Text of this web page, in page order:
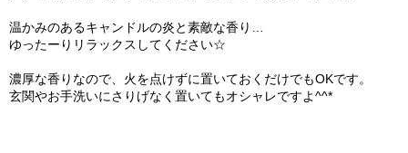
温かみのあるキャンドルの炎と素敵な香り…
ゆったーりリラックスしてください☆
濃厚な香りなので、火を点けずに置いておくだけでもOKです。
玄関やお手洗いにさりげなく置いてもオシャレですよ^^*